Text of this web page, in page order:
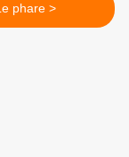
Le phare >